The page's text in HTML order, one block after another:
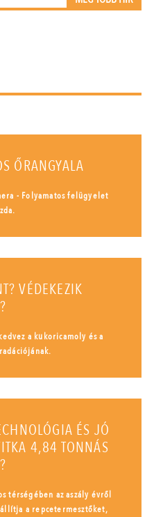
ŐRANGYALA
- Folyamatos felügyelet
VÉDEKEZIK
a kukoricamoly és a
ÉS JÓ
4,84 TONNÁS
térségében az aszály évről
a repcetermesztőket,